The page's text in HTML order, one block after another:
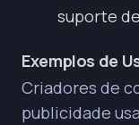
suporte
Exemplos de
Criadores de
publicidade